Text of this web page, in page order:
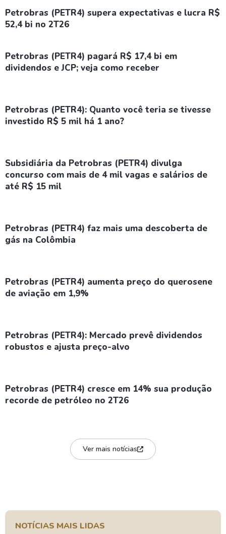
Petrobras (PETR4) supera expectativas e lucra R$
52,4 bi no 2T26
Petrobras (PETR4) pagará R$ 17,4 bi em
dividendos e JCP; veja como receber
Petrobras (PETR4): Quanto você teria se tivesse
investido R$ 5 mil há 1 ano?
Subsidiária da Petrobras (PETR4) divulga
concurso com mais de 4 mil vagas e salários de
até R$ 15 mil
Petrobras (PETR4) faz mais uma descoberta de
gás na Colômbia
Petrobras (PETR4) aumenta preço do querosene
de aviação em 1,9%
Petrobras (PETR4): Mercado prevê dividendos
robustos e ajusta preço-alvo
Petrobras (PETR4) cresce em 14% sua produção
recorde de petróleo no 2T26
Ver mais notícias
NOTÍCIAS MAIS LIDAS